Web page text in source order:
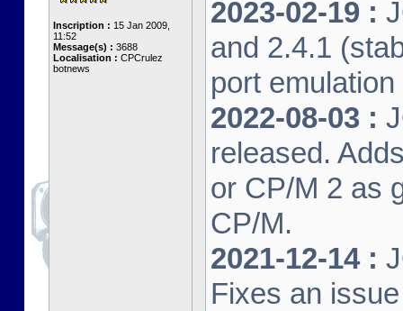
Inscription : 15 Jan 2009,
11:52
Message(s) : 3688
Localisation : CPCrulez
botnews
2023-02-19 :
and 2.4.1
port
2022-08-03 :
released.
or CP/M 2 as
CP/M.
2021-12-14 :
Fixes an